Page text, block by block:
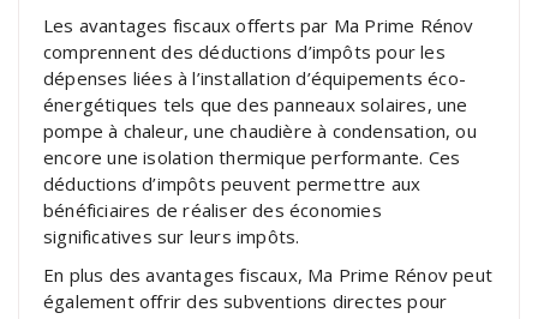
Les avantages fiscaux offerts par Ma Prime Rénov
comprennent des déductions d’impôts pour les
dépenses liées à l’installation d’équipements éco-
énergétiques tels que des panneaux solaires, une
pompe à chaleur, une chaudière à condensation, ou
encore une isolation thermique performante. Ces
déductions d’impôts peuvent permettre aux
bénéficiaires de réaliser des économies
significatives sur leurs impôts.
En plus des avantages fiscaux, Ma Prime Rénov peut
également offrir des subventions directes pour